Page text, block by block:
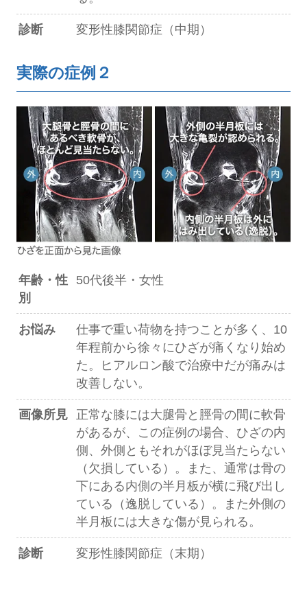
診断 変形性膝関節症（中期）
実際の症例２
年齢・性
別
50代後半・女性
お悩み
仕事で重い荷物を持つことが多く、10
年程前から徐々にひざが痛くなり始め
た。ヒアルロン酸で治療中だが痛みは
改善しない。
画像所見
正常な膝には大腿骨と脛骨の間に軟骨
があるが、この症例の場合、ひざの内
側、外側ともそれがほぼ見当たらない
（欠損している）。また、通常は骨の
下にある内側の半月板が横に飛び出し
ている（逸脱している）。また外側の
半月板には大きな傷が見られる。
診断 変形性膝関節症（末期）